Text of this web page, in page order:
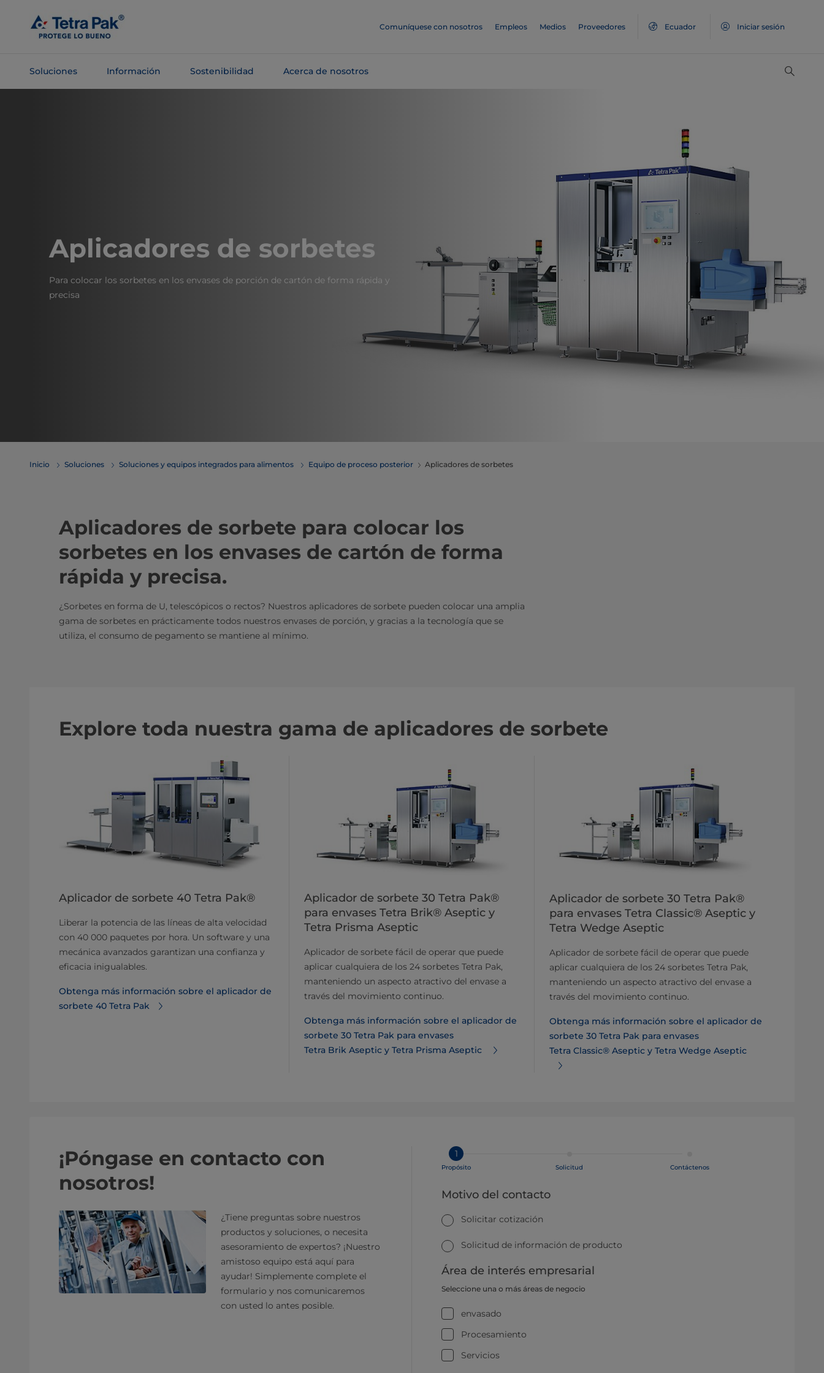
contenido
principal
Comuníquese con nosotros Empleos Medios Proveedores Ecuador Iniciar sesión
Soluciones Información Sostenibilidad Acerca de nosotros
Aplicadores de sorbetes
Para colocar los sorbetes en los envases de porción de cartón de forma rápida y
precisa
Inicio Soluciones Soluciones y equipos integrados para alimentos Equipo de proceso posterior Aplicadores de sorbetes
Aplicadores de sorbete para colocar los
sorbetes en los envases de cartón de forma
rápida y precisa.
¿Sorbetes en forma de U, telescópicos o rectos? Nuestros aplicadores de sorbete pueden colocar una amplia
gama de sorbetes en prácticamente todos nuestros envases de porción, y gracias a la tecnología que se
utiliza, el consumo de pegamento se mantiene al mínimo.
Explore toda nuestra gama de aplicadores de sorbete
Aplicador de sorbete 40 Tetra Pak®
Liberar la potencia de las líneas de alta velocidad
con 40 000 paquetes por hora. Un software y una
mecánica avanzados garantizan una confianza y
eficacia inigualables.
Obtenga más información sobre el aplicador de
sorbete 40 Tetra Pak
Aplicador de sorbete 30 Tetra Pak®
para envases Tetra Brik® Aseptic y
Tetra Prisma Aseptic
Aplicador de sorbete fácil de operar que puede
aplicar cualquiera de los 24 sorbetes Tetra Pak,
manteniendo un aspecto atractivo del envase a
través del movimiento continuo.
Obtenga más información sobre el aplicador de
sorbete 30 Tetra Pak para envases
Tetra Brik Aseptic y Tetra Prisma Aseptic
Aplicador de sorbete 30 Tetra Pak®
para envases Tetra Classic® Aseptic y
Tetra Wedge Aseptic
Aplicador de sorbete fácil de operar que puede
aplicar cualquiera de los 24 sorbetes Tetra Pak,
manteniendo un aspecto atractivo del envase a
través del movimiento continuo.
Obtenga más información sobre el aplicador de
sorbete 30 Tetra Pak para envases
Tetra Classic® Aseptic y Tetra Wedge Aseptic
¡Póngase en contacto con
nosotros!
¿Tiene preguntas sobre nuestros
productos y soluciones, o necesita
asesoramiento de expertos? ¡Nuestro
amistoso equipo está aquí para
ayudar! Simplemente complete el
formulario y nos comunicaremos
con usted lo antes posible.
1
Propósito Solicitud Contáctenos
Motivo del contacto
Solicitar cotización
Solicitud de información de producto
Área de interés empresarial
Seleccione una o más áreas de negocio
envasado
Procesamiento
Servicios